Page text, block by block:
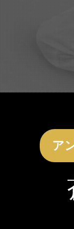
メンズ
お店を探
鳥取
セラピ
セラピス
クーポン
ア